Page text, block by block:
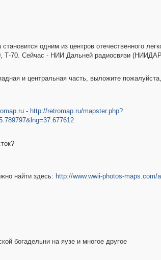
одним из центров отечественного
Т-70. Сейчас - НИИ Дальней радиосвязи
и центральная часть, выложите
- http://retromap.ru/mapster.php?
найти здесь: http://www.wwii-photos-
богадельни на яузе и многое другое